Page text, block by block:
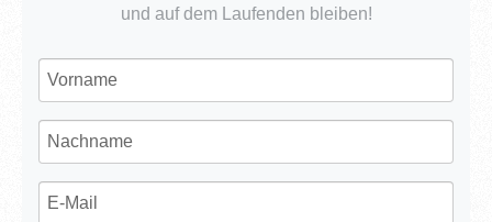
und auf dem Laufenden bleiben!